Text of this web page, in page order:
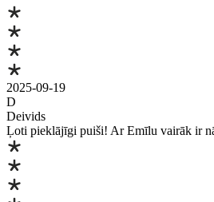
2025-09-19
D
Deivids
Ļoti pieklājīgi puiši! Ar Emīlu vairāk ir